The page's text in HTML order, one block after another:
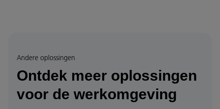
Andere oplossingen
Ontdek meer oplossingen
voor de werkomgeving